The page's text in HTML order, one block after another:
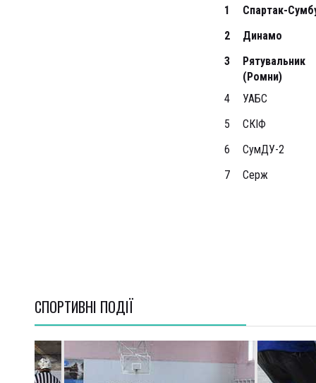
1
Спартак-
2
Динамо
3
Рятувальник
(Ромни)
4
УАБС
5
СКІФ
6
СумДУ-2
7
Серж
СПОРТИВНI ПОДІЇ